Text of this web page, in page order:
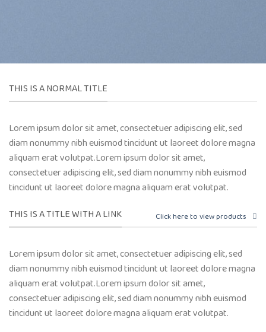
THIS IS A NORMAL TITLE
Lorem ipsum dolor sit amet, consectetuer adipiscing elit, sed
diam nonummy nibh euismod tincidunt ut laoreet dolore magna
aliquam erat volutpat.Lorem ipsum dolor sit amet,
consectetuer adipiscing elit, sed diam nonummy nibh euismod
tincidunt ut laoreet dolore magna aliquam erat volutpat.
THIS IS A TITLE WITH A LINK
Click here to view products
Lorem ipsum dolor sit amet, consectetuer adipiscing elit, sed
diam nonummy nibh euismod tincidunt ut laoreet dolore magna
aliquam erat volutpat.Lorem ipsum dolor sit amet,
consectetuer adipiscing elit, sed diam nonummy nibh euismod
tincidunt ut laoreet dolore magna aliquam erat volutpat.